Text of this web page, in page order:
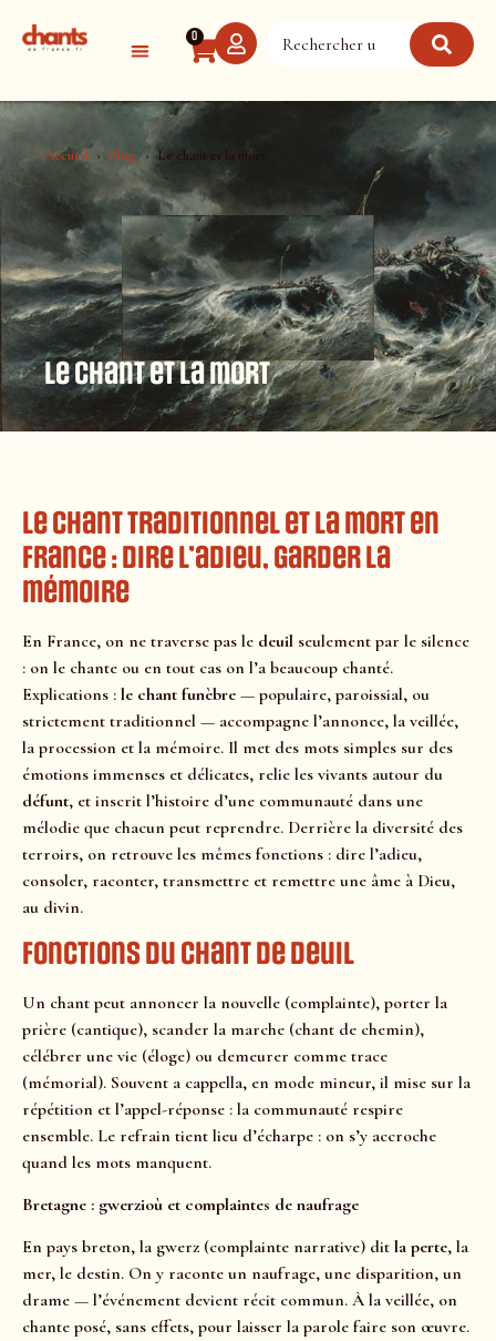
0
Accueil Blog Le chant et la mort
Le chant et la mort
Le chant traditionnel et la mort en
France : dire l’adieu, garder la
mémoire
En France, on ne traverse pas le deuil seulement par le silence
: on le chante ou en tout cas on l’a beaucoup chanté.
Explications : le chant funèbre — populaire, paroissial, ou
strictement traditionnel — accompagne l’annonce, la veillée,
la procession et la mémoire. Il met des mots simples sur des
émotions immenses et délicates, relie les vivants autour du
défunt, et inscrit l’histoire d’une communauté dans une
mélodie que chacun peut reprendre. Derrière la diversité des
terroirs, on retrouve les mêmes fonctions : dire l’adieu,
consoler, raconter, transmettre et remettre une âme à Dieu,
au divin.
Fonctions du chant de deuil
Un chant peut annoncer la nouvelle (complainte), porter la
prière (cantique), scander la marche (chant de chemin),
célébrer une vie (éloge) ou demeurer comme trace
(mémorial). Souvent a cappella, en mode mineur, il mise sur la
répétition et l’appel-réponse : la communauté respire
ensemble. Le refrain tient lieu d’écharpe : on s’y accroche
quand les mots manquent.
Bretagne : gwerzioù et complaintes de naufrage
En pays breton, la gwerz (complainte narrative) dit la perte, la
mer, le destin. On y raconte un naufrage, une disparition, un
drame — l’événement devient récit commun. À la veillée, on
chante posé, sans effets, pour laisser la parole faire son œuvre.